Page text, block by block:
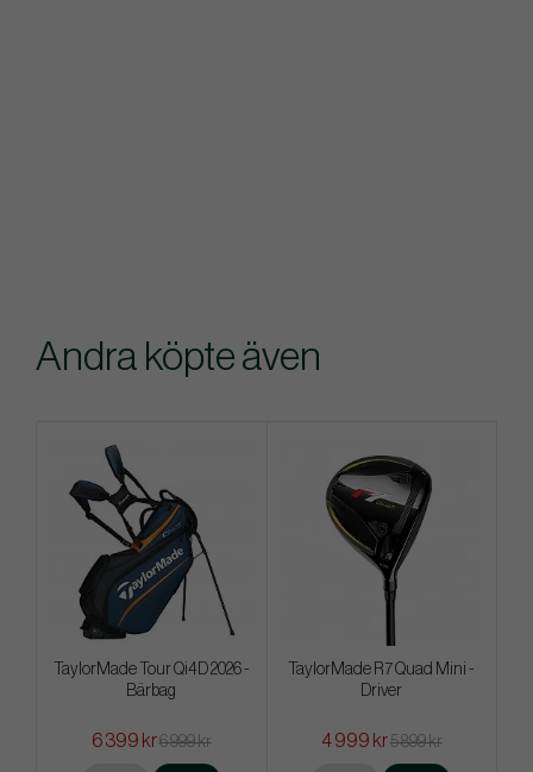
Andra köpte även
TaylorMade Tour Qi4D 2026 -
Bärbag
6 399 kr6 999 kr
TaylorMade R7 Quad Mini -
Driver
4 999 kr5 899 kr